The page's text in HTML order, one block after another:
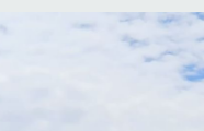
Tarifs Enfants
Petit